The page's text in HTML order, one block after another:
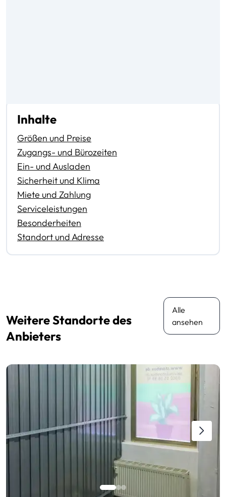
Inhalte
Größen und Preise
Zugangs- und Bürozeiten
Ein- und Ausladen
Sicherheit und Klima
Miete und Zahlung
Serviceleistungen
Besonderheiten
Standort und Adresse
Weitere Standorte des
Anbieters
Alle
ansehen